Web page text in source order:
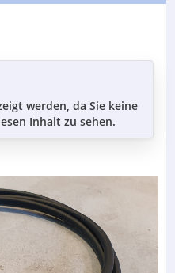
werden, da Sie keine
Inhalt zu sehen.